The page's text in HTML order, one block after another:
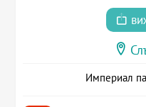
Империал